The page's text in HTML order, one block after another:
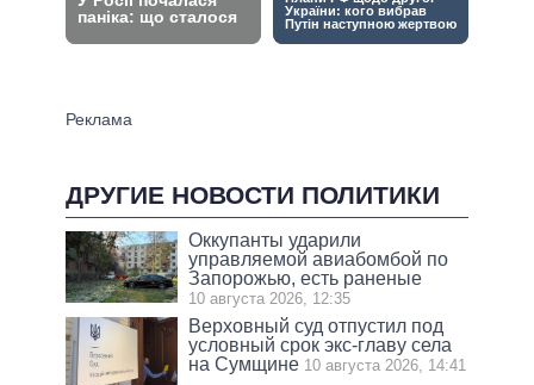
ДРУГИЕ НОВОСТИ ПОЛИТИКИ
Оккупанты ударили
управляемой авиабомбой по
Запорожью, есть раненые
10 августа 2026, 12:35
Верховный суд отпустил под
условный срок экс-главу села
на Сумщине 10 августа 2026, 14:41